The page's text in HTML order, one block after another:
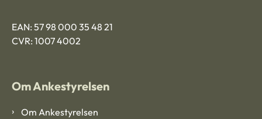
EAN: 57 98 000 35 48 21
CVR: 1007 4002
Om Ankestyrelsen
Om Ankestyrelsen